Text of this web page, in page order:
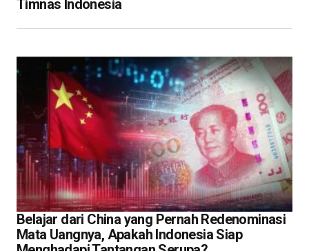
Timnas Indonesia
Belajar dari China yang Pernah Redenominasi
Mata Uangnya, Apakah Indonesia Siap